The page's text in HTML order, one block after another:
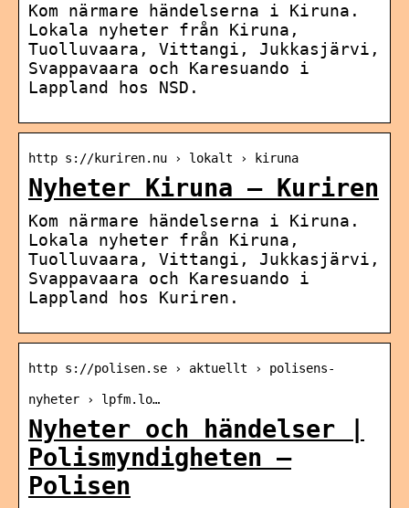
Kom närmare händelserna i Kiruna.
Lokala nyheter från Kiruna,
Tuolluvaara, Vittangi, Jukkasjärvi,
Svappavaara och Karesuando i
Lappland hos NSD.
http s://kuriren.nu › lokalt › kiruna
Nyheter Kiruna – Kuriren
Kom närmare händelserna i Kiruna.
Lokala nyheter från Kiruna,
Tuolluvaara, Vittangi, Jukkasjärvi,
Svappavaara och Karesuando i
Lappland hos Kuriren.
http s://polisen.se › aktuellt › polisens-
nyheter › lpfm.lo…
Nyheter och händelser |
Polismyndigheten –
Polisen